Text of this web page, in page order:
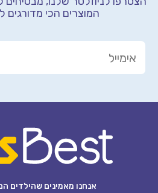
המוצרים הכי מדורגים
אנחנו מאמינים שהילדים